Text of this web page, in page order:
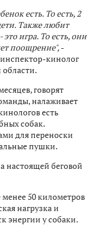
есть. То есть, 2
Также любит
игра. То есть, они
поощрение", -
кинолог
говорят
налаживает
есть
собак.
для переноски
пушки.
настоящей беговой
менее 50 километров
нагрузка и
энергии у собаки.